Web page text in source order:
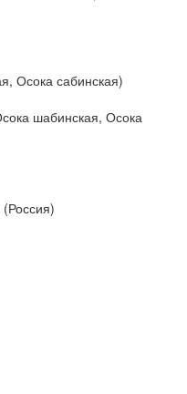
Осока сабинская)
шабинская, Осока